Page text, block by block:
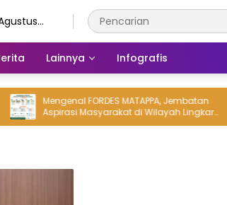
Lainnya Infografis
Mengenal FORDES MATAPPA, Jembatan
Aspirasi Masyarakat di Wilayah Lingkar
Tambang Luwu